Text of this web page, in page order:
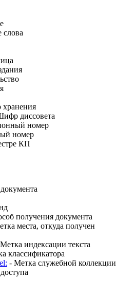
диссовета
номер
номер
КП
получения документа
места, откуда получен
индексации текста
классификатора
- Метка служебной коллекции